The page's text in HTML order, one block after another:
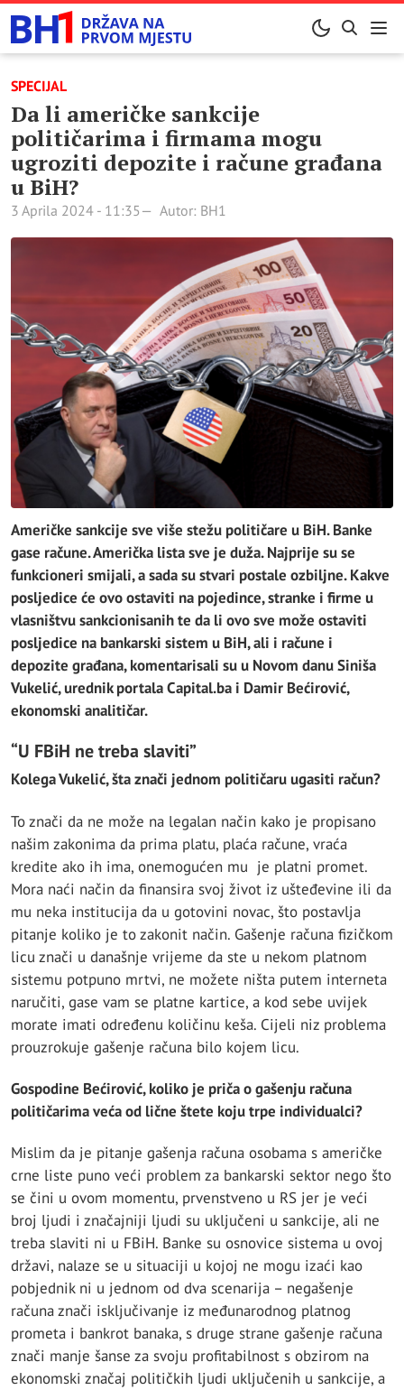
SPECIJAL
Da li američke sankcije
političarima i firmama mogu
ugroziti depozite i račune građana
u BiH?
3 Aprila 2024 - 11:35 Autor: BH1
Američke sankcije sve više stežu političare u BiH. Banke
gase račune. Američka lista sve je duža. Najprije su se
funkcioneri smijali, a sada su stvari postale ozbiljne. Kakve
posljedice će ovo ostaviti na pojedince, stranke i firme u
vlasništvu sankcionisanih te da li ovo sve može ostaviti
posljedice na bankarski sistem u BiH, ali i račune i
depozite građana, komentarisali su u Novom danu Siniša
Vukelić, urednik portala Capital.ba i Damir Bećirović,
ekonomski analitičar.
“U FBiH ne treba slaviti”
Kolega Vukelić, šta znači jednom političaru ugasiti račun?
To znači da ne može na legalan način kako je propisano
našim zakonima da prima platu, plaća račune, vraća
kredite ako ih ima, onemogućen mu je platni promet.
Mora naći način da finansira svoj život iz ušteđevine ili da
mu neka institucija da u gotovini novac, što postavlja
pitanje koliko je to zakonit način. Gašenje računa fizičkom
licu znači u današnje vrijeme da ste u nekom platnom
sistemu potpuno mrtvi, ne možete ništa putem interneta
naručiti, gase vam se platne kartice, a kod sebe uvijek
morate imati određenu količinu keša. Cijeli niz problema
prouzrokuje gašenje računa bilo kojem licu.
Gospodine Bećirović, koliko je priča o gašenju računa
političarima veća od lične štete koju trpe individualci?
Mislim da je pitanje gašenja računa osobama s američke
crne liste puno veći problem za bankarski sektor nego što
se čini u ovom momentu, prvenstveno u RS jer je veći
broj ljudi i značajniji ljudi su uključeni u sankcije, ali ne
treba slaviti ni u FBiH. Banke su osnovice sistema u ovoj
državi, nalaze se u situaciji u kojoj ne mogu izaći kao
pobjednik ni u jednom od dva scenarija – negašenje
računa znači isključivanje iz međunarodnog platnog
prometa i bankrot banaka, s druge strane gašenje računa
znači manje šanse za svoju profitabilnost s obzirom na
ekonomski značaj političkih ljudi uključenih u sankcije, a